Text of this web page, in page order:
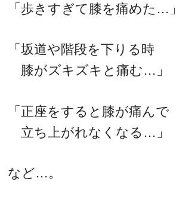
「歩きすぎて膝を痛めた…」
「坂道や階段を下りる時
膝がズキズキと痛む…」
「正座をすると膝が痛んで
立ち上がれなくなる…」
など…。